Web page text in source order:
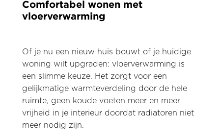
Comfortabel wonen met
vloerverwarming
Of je nu een nieuw huis bouwt of je huidige
woning wilt upgraden: vloerverwarming is
een slimme keuze. Het zorgt voor een
gelijkmatige warmteverdeling door de hele
ruimte, geen koude voeten meer en meer
vrijheid in je interieur doordat radiatoren niet
meer nodig zijn.